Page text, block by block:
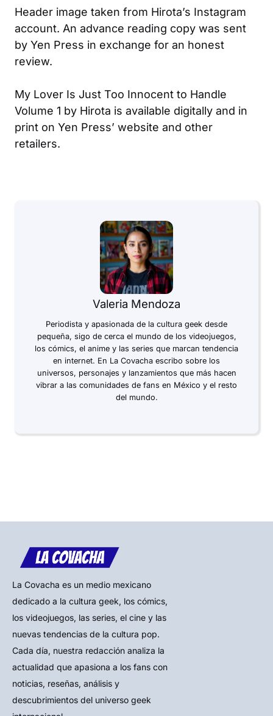
Header image taken from Hirota’s Instagram
account. An advance reading copy was sent
by Yen Press in exchange for an honest
review.
My Lover Is Just Too Innocent to Handle
Volume 1 by Hirota is available digitally and in
print on Yen Press’ website and other
retailers.
Valeria Mendoza
Periodista y apasionada de la cultura geek desde
pequeña, sigo de cerca el mundo de los videojuegos,
los cómics, el anime y las series que marcan tendencia
en internet. En La Covacha escribo sobre los
universos, personajes y lanzamientos que más hacen
vibrar a las comunidades de fans en México y el resto
del mundo.
La Covacha es un medio mexicano
dedicado a la cultura geek, los cómics,
los videojuegos, las series, el cine y las
nuevas tendencias de la cultura pop.
Cada día, nuestra redacción analiza la
actualidad que apasiona a los fans con
noticias, reseñas, análisis y
descubrimientos del universo geek